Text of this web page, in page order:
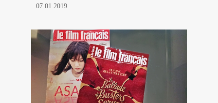
07.01.2019